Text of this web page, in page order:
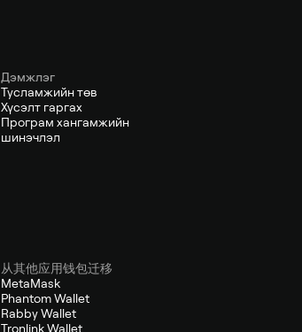
Дэмжлэг
Тусламжийн төв
Хүсэлт гаргах
Програм хангамжийн
шинэчлэл
从其他应用钱包迁移
MetaMask
Phantom Wallet
Rabby Wallet
Tronlink Wallet